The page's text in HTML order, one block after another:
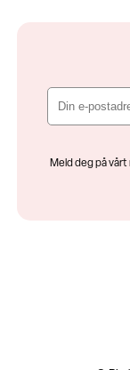
Meld deg på